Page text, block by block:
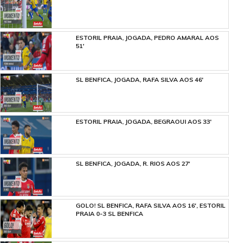
ESTORIL PRAIA, JOGADA, PEDRO AMARAL AOS
51'
SL BENFICA, JOGADA, RAFA SILVA AOS 46'
ESTORIL PRAIA, JOGADA, BEGRAOUI AOS 33'
SL BENFICA, JOGADA, R. RIOS AOS 27'
GOLO! SL BENFICA, RAFA SILVA AOS 16', ESTORIL
PRAIA 0-3 SL BENFICA